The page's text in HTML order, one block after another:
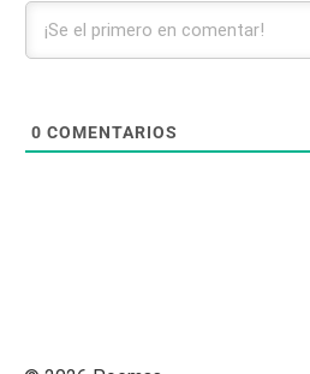
0 COMENTARIOS